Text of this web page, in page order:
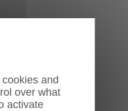
and
over what
activate